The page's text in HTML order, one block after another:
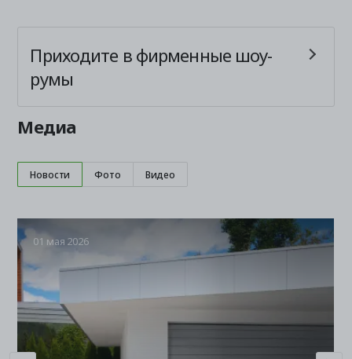
Приходите в фирменные шоу-
румы
Медиа
Новости Фото Видео
01 мая 2026